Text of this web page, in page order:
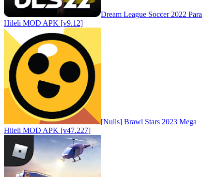
Dream League Soccer 2022 Para
Hileli MOD APK [v9.12]
[Nulls] Brawl Stars 2023 Mega
Hileli MOD APK [v47.227]